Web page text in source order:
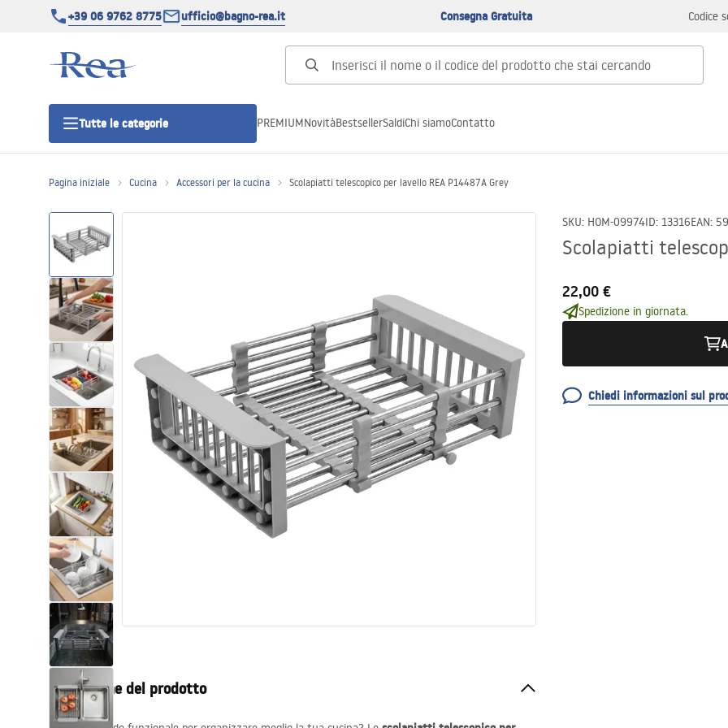
+39 06 9762 8775 ufficio@bagno-rea.it Consegna Gratuita Codice
Tutte le categorie
Porte doccia
Piatti doccia da bagno
Canaline di scarico
Set di vaso WC e bidet
Lavabi
Vasche da bagno e schermi vasca
Rubinetti da bagno
Set doccia
Cucina
Accessori e mobili da bagno
PREMIUMNovitàBestsellerSaldiChi siamoContatto
Pagina iniziale Cucina Accessori per la cucina Scolapiatti telescopico per lavello REA P14487A Grey
SKU: HOM-09974ID: 13316EAN:
Scolapiatti
22,00 €
Spedizione in giornata.
Chiedi informazioni sul
Descrizione del prodotto